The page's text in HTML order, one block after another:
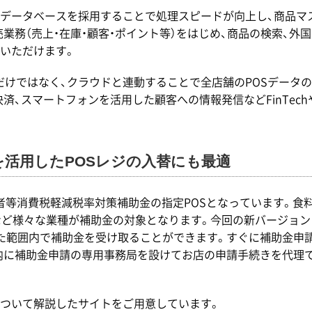
データベースを採用することで処理スピードが向上し、商品
務（売上・在庫・顧客・ポイント等）をはじめ、商品の検索、
ただけます。
けではなく、クラウドと連動することで全店舗のPOSデータ
済、スマートフォンを活用した顧客への情報発信など
用したPOSレジの入替にも最適
者等消費税軽減税率対策補助金の指定POSとなっています。
様々な業種が補助金の対象となります。今回の新バージョン
範囲内で補助金を受け取ることができます。すぐに補助金申
に補助金申請の専用事務局を設けてお店の申請手続きを代理
いて解説したサイトをご用意しています。